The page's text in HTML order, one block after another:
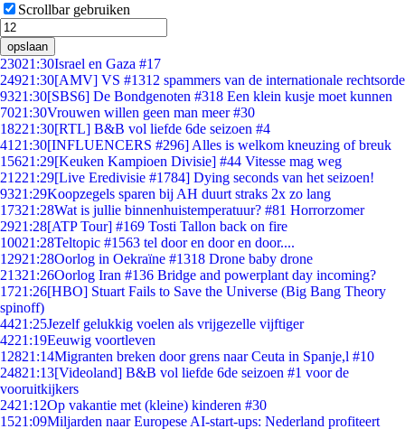
Scrollbar gebruiken
opslaan
23021:30Israel en Gaza #17
24921:30[AMV] VS #1312 spammers van de internationale rechtsorde
9321:30[SBS6] De Bondgenoten #318 Een klein kusje moet kunnen
7021:30Vrouwen willen geen man meer #30
18221:30[RTL] B&B vol liefde 6de seizoen #4
41 21:30[INFLUENCERS #296] Alles is welkom kneuzing of breuk
15621:29[Keuken Kampioen Divisie] #44 Vitesse mag weg
21221:29[Live Eredivisie #1784] Dying seconds van het seizoen!
9321:29Koopzegels sparen bij AH duurt straks 2x zo lang
17321:28Wat is jullie binnenhuistemperatuur? #81 Horrorzomer
2921:28[ATP Tour] #169 Tosti Tallon back on fire
10021:28Teltopic #1563 tel door en door en door....
12921:28Oorlog in Oekraïne #1318 Drone baby drone
21321:26Oorlog Iran #136 Bridge and powerplant day incoming?
1721:26[HBO] Stuart Fails to Save the Universe (Big Bang Theory
spinoff)
4421:25Jezelf gelukkig voelen als vrijgezelle vijftiger
4221:19Eeuwig voortleven
12821:14Migranten breken door grens naar Ceuta in Spanje,l #10
24821:13[Videoland] B&B vol liefde 6de seizoen #1 voor de
vooruitkijkers
2421:12Op vakantie met (kleine) kinderen #30
1521:09Miljarden naar Europese AI-start-ups: Nederland profiteert